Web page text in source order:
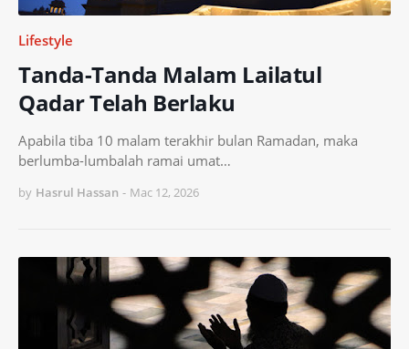
Lifestyle
Tanda-Tanda Malam Lailatul
Qadar Telah Berlaku
Apabila tiba 10 malam terakhir bulan Ramadan, maka
berlumba-lumbalah ramai umat…
by Hasrul Hassan - Mac 12, 2026